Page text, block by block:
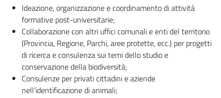
Ideazione, organizzazione e coordinamento di attività
formative post-universitarie;
Collaborazione con altri uffici comunali e enti del territorio
(Provincia, Regione, Parchi, aree protette, ecc.) per progetti
di ricerca e consulenza sui temi dello studio e
conservazione della biodiversità;
Consulenze per privati cittadini e aziende
nell’identificazione di animali;